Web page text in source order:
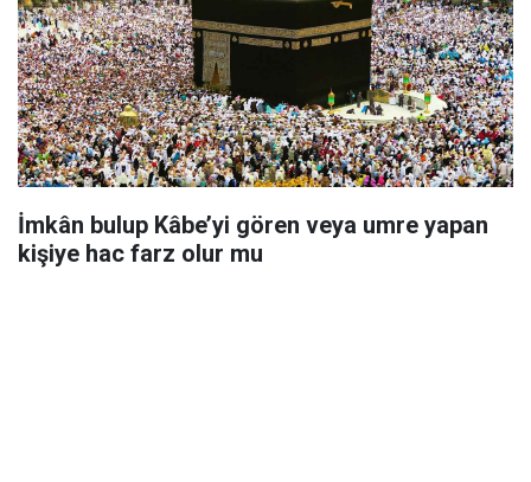
İmkân bulup Kâbe’yi gören veya umre yapan
kişiye hac farz olur mu